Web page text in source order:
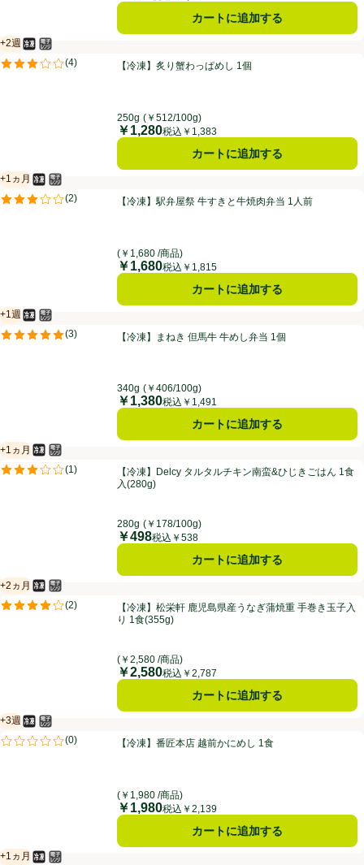
カートに追加する
【冷凍】炙り蟹わっぱめし 1個
+2週
賞味・消費期限保証：2週間
冷凍食品
電子レンジ使用可
(4)
評価は4件のレビューで5点中3.0点。【冷凍】炙り蟹わっぱめし 1個
250g (￥512/100g)
価格
￥1,280税込￥1,383
カートに追加する
【冷凍】駅弁屋祭 牛すきと牛焼肉弁当 1人前
+1ヵ月
賞味・消費期限保証：1ヵ月
冷凍食品
電子レンジ使用可
(2)
評価は2件のレビューで5点中3.0点。【冷凍】駅弁屋祭 牛すきと牛焼肉弁当 1人前
(￥1,680 /商品)
価格
￥1,680税込￥1,815
カートに追加する
【冷凍】まねき 但馬牛 牛めし弁当 1個
+1週
賞味・消費期限保証：１週間
冷凍食品
電子レンジ使用可
(3)
評価は3件のレビューで5点中5.0点。【冷凍】まねき 但馬牛 牛めし弁当 1個
340g (￥406/100g)
価格
￥1,380税込￥1,491
カートに追加する
【冷凍】Delcy タルタルチキン南蛮&ひじきごはん 1食入(280g)
+1ヵ月
賞味・消費期限保証：1ヵ月
冷凍食品
電子レンジ使用可
(1)
評価は1件のレビューで5点中3.0点。【冷凍】Delcy タルタルチキン南蛮&ひじきごはん 1食
入(280g)
280g (￥178/100g)
価格
￥498税込￥538
カートに追加する
【冷凍】松栄軒 鹿児島県産うなぎ蒲焼重 手巻き玉子入り 1食(355g)
+2ヵ月
賞味・消費期限保証：2ヵ月
冷凍食品
電子レンジ使用可
(2)
評価は2件のレビューで5点中4.0点。【冷凍】松栄軒 鹿児島県産うなぎ蒲焼重 手巻き玉子入
り 1食(355g)
(￥2,580 /商品)
価格
￥2,580税込￥2,787
カートに追加する
【冷凍】番匠本店 越前かにめし 1食
+3週
賞味・消費期限保証：3週間
冷凍食品
電子レンジ使用可
(0)
評価は0件のレビューで5点中0.0点。【冷凍】番匠本店 越前かにめし 1食
(￥1,980 /商品)
価格
￥1,980税込￥2,139
カートに追加する
+1ヵ月